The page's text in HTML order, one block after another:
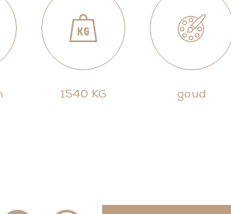
1540 KG goud